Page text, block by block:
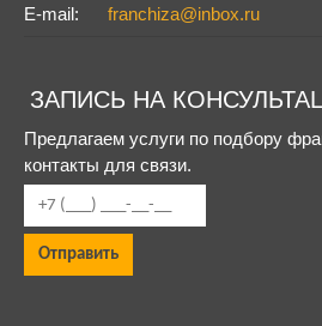
E-mail: franchiza@inbox.ru
ЗАПИСЬ НА
Предлагаем услуги по подбору
контакты для связи.